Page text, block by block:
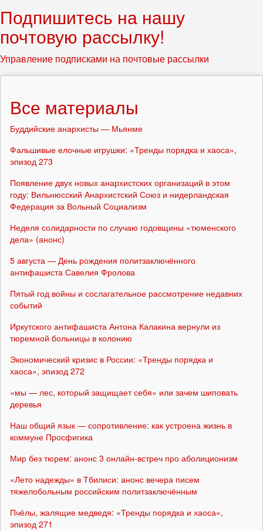
Подпишитесь на нашу
почтовую рассылку!
Управление подписками на почтовые рассылки
Все материалы
Буддийские анархисты — Мьянме
Фальшивые елочные игрушки: «Тренды порядка и хаоса»,
эпизод 273
Появление двух новых анархистских организаций в этом
году: Вильнюсский Анархистский Союз и нидерландская
Федерация за Вольный Социализм
Неделя солидарности по случаю годовщины «тюменского
дела» (анонс)
5 августа — День рождения политзаключённого
антифашиста Савелия Фролова
Пятый год войны и сослагательное рассмотрение недавних
событий
Иркутского антифашиста Антона Калакина вернули из
тюремной больницы в колонию
Экономический кризис в России: «Тренды порядка и
хаоса», эпизод 272
«мы — лес, который защищает себя» или зачем шиповать
деревья
Наш общий язык — сопротивление: как устроена жизнь в
коммуне Просфигика
Мир без тюрем: анонс 3 онлайн-встреч про аболиционизм
«Лето надежды» в Тбилиси: анонс вечера писем
тяжелобольным российским политзаключённым
Пчёлы, жалящие медведя: «Тренды порядка и хаоса»,
эпизод 271